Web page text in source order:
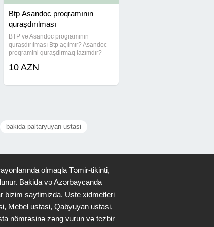
Btp Asandoc proqramının
quraşdırılması
BTP və Asandoc programının
quraşdırılması Btp açılmır? Asandoc
proqramini quraşdirmaq lazımdır?
göstərək! Bəyannamə Tərtibati
elektron formada
10 AZN
bakida paltaryuyan ustasi
olmaqla Təmir-tikinti,
Bakida və Azərbaycanda
bizim saytimizda. Uste xidmetleri
Mebel ustasi, Qabyuyan ustasi,
nömrəsinə zəng vurun və tezbir